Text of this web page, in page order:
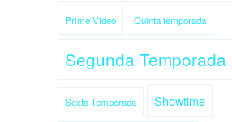
Prime Video Quinta temporada
Segunda Temporada
Sexta Temporada Showtime